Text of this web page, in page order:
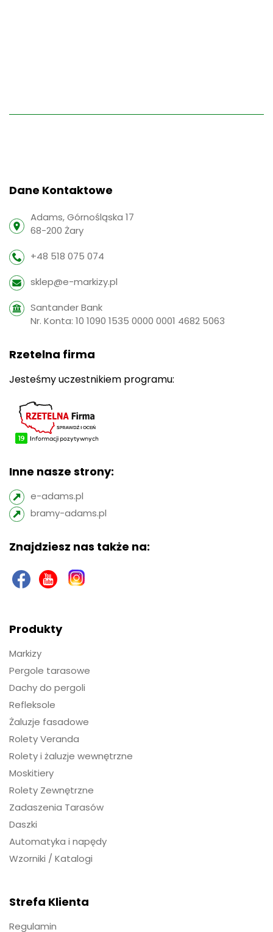
Dane Kontaktowe
Adams, Górnośląska 17
68-200 Żary
+48 518 075 074
sklep@e-markizy.pl
Santander Bank
Nr. Konta: 10 1090 1535 0000 0001 4682 5063
Rzetelna firma
Jesteśmy uczestnikiem programu:
Inne nasze strony:
e-adams.pl
bramy-adams.pl
Znajdziesz nas także na:
Produkty
Markizy
Pergole tarasowe
Dachy do pergoli
Refleksole
Żaluzje fasadowe
Rolety Veranda
Rolety i żaluzje wewnętrzne
Moskitiery
Rolety Zewnętrzne
Zadaszenia Tarasów
Daszki
Automatyka i napędy
Wzorniki / Katalogi
Strefa Klienta
Regulamin